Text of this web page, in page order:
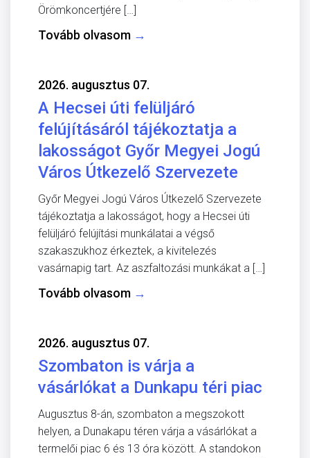
Örömkoncertjére […]
Tovább olvasom →
2026. augusztus 07.
A Hecsei úti felüljáró
felújításáról tájékoztatja a
lakosságot Győr Megyei Jogú
Város Útkezelő Szervezete
Győr Megyei Jogú Város Útkezelő Szervezete
tájékoztatja a lakosságot, hogy a Hecsei úti
felüljáró felújítási munkálatai a végső
szakaszukhoz érkeztek, a kivitelezés
vasárnapig tart. Az aszfaltozási munkákat a […]
Tovább olvasom →
2026. augusztus 07.
Szombaton is várja a
vásárlókat a Dunkapu téri piac
Augusztus 8-án, szombaton a megszokott
helyen, a Dunakapu téren várja a vásárlókat a
termelői piac 6 és 13 óra között. A standokon